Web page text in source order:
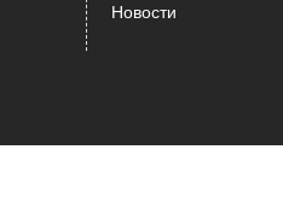
Новости